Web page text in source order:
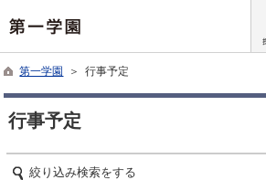
第一学園 ＞ 行事予定
行事予定
絞り込み検索をする